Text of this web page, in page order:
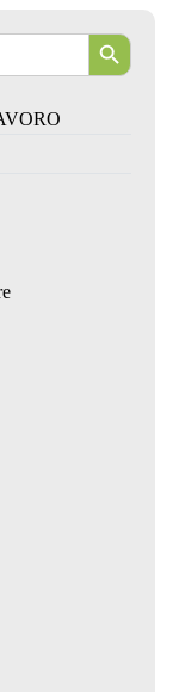
Search Button